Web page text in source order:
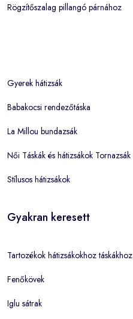
Rögzítőszalag pillangó párnához
Gyerek hátizsák
Babakocsi rendezőtáska
La Millou bundazsák
Női Táskák és hátizsákok Tornazsák
Stílusos hátizsákok
Gyakran keresett
Tartozékok hátizsákokhoz táskákhoz
Fenőkövek
Iglu sátrak